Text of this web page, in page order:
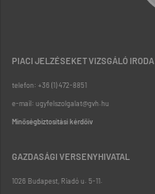
PIACI JELZÉSEKET VIZSGÁLÓ IRODA
telefon: +36 (1) 472-8851
e-mail: ugyfelszolgalat@gvh.hu
Minőségbiztosítási kérdőív
GAZDASÁGI VERSENYHIVATAL
1026 Budapest, Riadó u. 5-11.